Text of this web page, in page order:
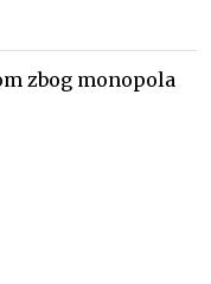
zbog monopola